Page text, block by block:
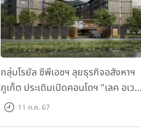
กลุ่มโรยัล ซีพีเอชฯ ลุยธุรกิจอสังหาฯ
ภูเก็ต ประเดิมเปิดคอนโดฯ "เลค อเวนิ
ว ภูเก็ต" พรีเซลสิงหาคมนี้
11 ก.ค. 67